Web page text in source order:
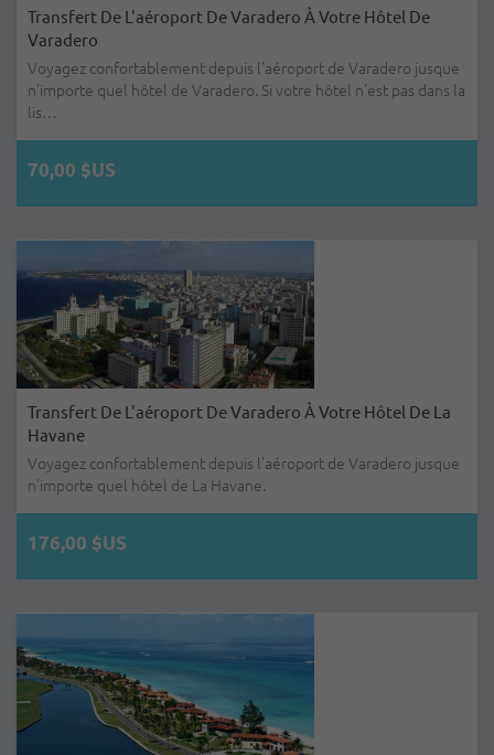
Transfert De L'aéroport De Varadero À Votre Hôtel De
Varadero
Voyagez confortablement depuis l'aéroport de Varadero jusque
n’importe quel hôtel de Varadero. Si votre hôtel n'est pas dans la
lis…
70,00 $US
Transfert De L'aéroport De Varadero À Votre Hôtel De La
Havane
Voyagez confortablement depuis l'aéroport de Varadero jusque
n’importe quel hôtel de La Havane.
176,00 $US